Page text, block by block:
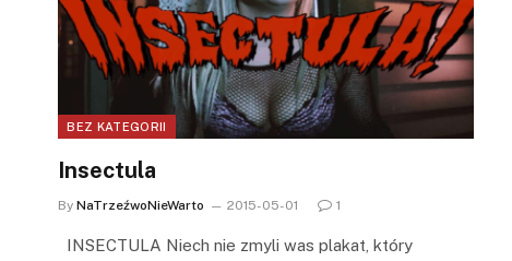
BEZ KATEGORII
Insectula
By NaTrzeźwoNieWarto 2015-05-01 1
INSECTULA Niech nie zmyli was plakat, który